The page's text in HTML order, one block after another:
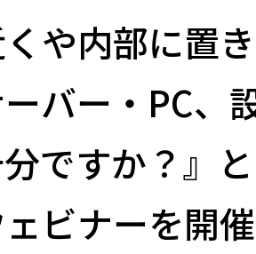
くや内部に置
バー・PC、
ですか？』
ビナーを開催